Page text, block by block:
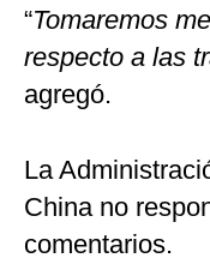
“Tomaremos
respecto a las
agregó.
La
China no
comentarios.